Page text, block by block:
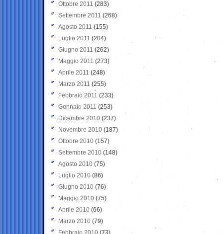
Ottobre 2011 (283)
Settembre 2011 (268)
Agosto 2011 (155)
Luglio 2011 (204)
Giugno 2011 (262)
Maggio 2011 (273)
Aprile 2011 (248)
Marzo 2011 (255)
Febbraio 2011 (233)
Gennaio 2011 (253)
Dicembre 2010 (237)
Novembre 2010 (187)
Ottobre 2010 (157)
Settembre 2010 (148)
Agosto 2010 (75)
Luglio 2010 (86)
Giugno 2010 (76)
Maggio 2010 (75)
Aprile 2010 (66)
Marzo 2010 (79)
Febbraio 2010 (73)